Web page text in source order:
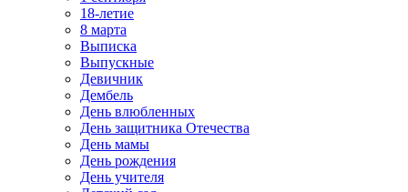
18-летие
8 марта
Выписка
Выпускные
Девичник
Дембель
День влюбленных
День защитника Отечества
День мамы
День рождения
День учителя